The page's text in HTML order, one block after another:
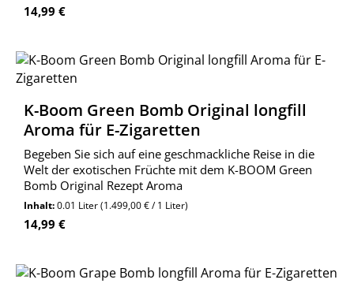
Regulärer Preis:
14,99 €
K-Boom Green Bomb Original longfill
Aroma für E-Zigaretten
Begeben Sie sich auf eine geschmackliche Reise in die
Welt der exotischen Früchte mit dem K-BOOM Green
Bomb Original Rezept Aroma
Inhalt:0.01 Liter(1.499,00 € / 1 Liter)
Regulärer Preis:
14,99 €